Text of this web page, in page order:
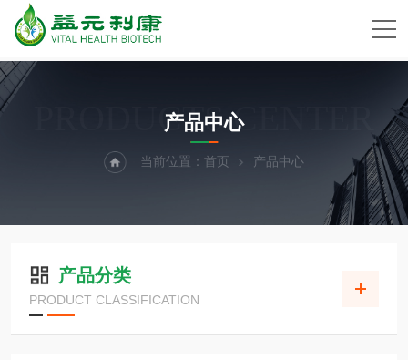
PRODUCTS CENTER
产品中心
当前位置： 首页 产品中心
产品分类
PRODUCT CLASSIFICATION